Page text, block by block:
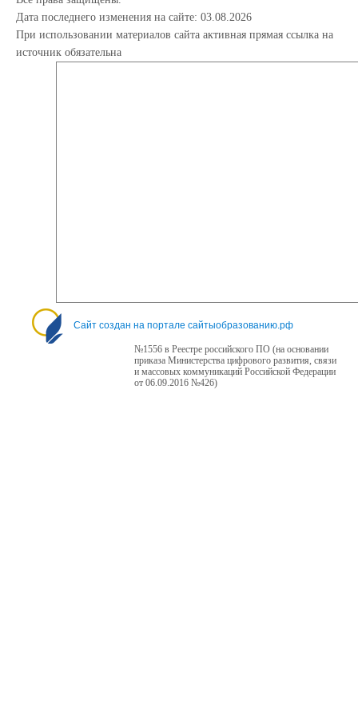
Дата последнего изменения на сайте: 03.08.2026
При использовании материалов сайта активная прямая ссылка на
источник обязательна
Сайт создан на портале сайтыобразованию.рф
№1556 в Реестре российского ПО (на основании
приказа Министерства цифрового развития, связи
и массовых коммуникаций Российской Федерации
от 06.09.2016 №426)